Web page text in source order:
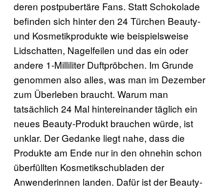
deren postpubertäre Fans. Statt Schokolade
befinden sich hinter den 24 Türchen Beauty-
und Kosmetikprodukte wie beispielsweise
Lidschatten, Nagelfeilen und das ein oder
andere 1-Milliliter Duftpröbchen. Im Grunde
genommen also alles, was man im Dezember
zum Überleben braucht. Warum man
tatsächlich 24 Mal hintereinander täglich ein
neues Beauty-Produkt brauchen würde, ist
unklar. Der Gedanke liegt nahe, dass die
Produkte am Ende nur in den ohnehin schon
überfüllten Kosmetikschubladen der
Anwenderinnen landen. Dafür ist der Beauty-